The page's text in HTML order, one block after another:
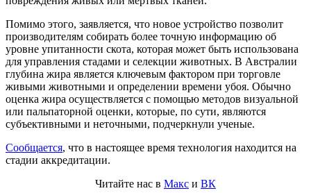
Помимо этого, заявляется, что новое устройство позволит
производителям собирать более точную информацию об
уровне упитанности скота, которая может быть использована
для управления стадами и селекции животных. В Австралии
глубина жира является ключевым фактором при торговле
живыми животными и определении времени убоя. Обычно
оценка жира осуществляется с помощью методов визуальной
или пальпаторной оценки, которые, по сути, являются
субъективными и неточными, подчеркнули ученые.
Сообщается, что в настоящее время технология находится на
стадии аккредитации.
Читайте нас в Макс и ВК